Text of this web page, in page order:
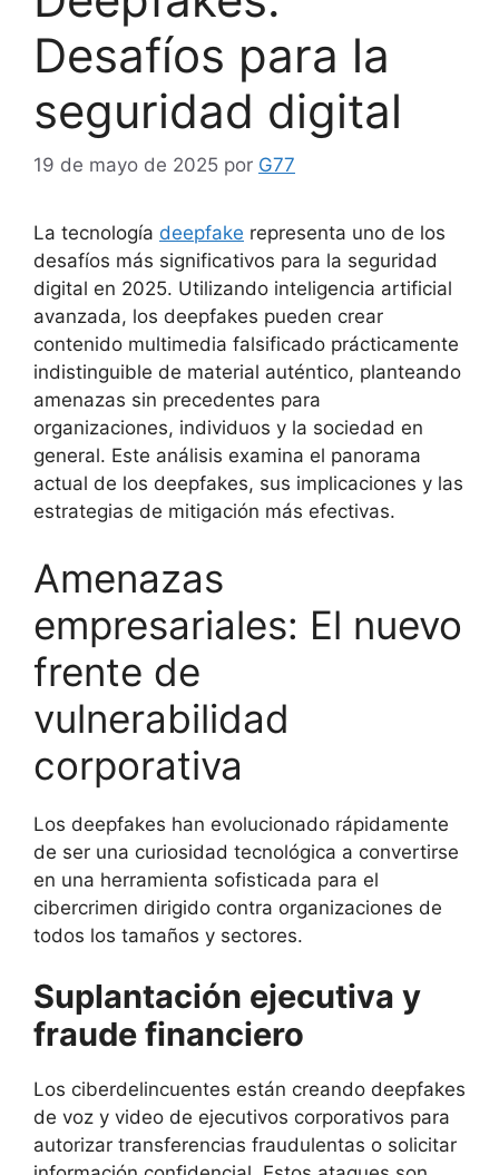
Desafíos para la
seguridad digital
19 de mayo de 2025 por G77
La tecnología deepfake representa uno de los
desafíos más significativos para la seguridad
digital en 2025. Utilizando inteligencia artificial
avanzada, los deepfakes pueden crear
contenido multimedia falsificado prácticamente
indistinguible de material auténtico, planteando
amenazas sin precedentes para
organizaciones, individuos y la sociedad en
general. Este análisis examina el panorama
actual de los deepfakes, sus implicaciones y las
estrategias de mitigación más efectivas.
Amenazas
empresariales: El nuevo
frente de
vulnerabilidad
corporativa
Los deepfakes han evolucionado rápidamente
de ser una curiosidad tecnológica a convertirse
en una herramienta sofisticada para el
cibercrimen dirigido contra organizaciones de
todos los tamaños y sectores.
Suplantación ejecutiva y
fraude financiero
Los ciberdelincuentes están creando deepfakes
de voz y video de ejecutivos corporativos para
autorizar transferencias fraudulentas o solicitar